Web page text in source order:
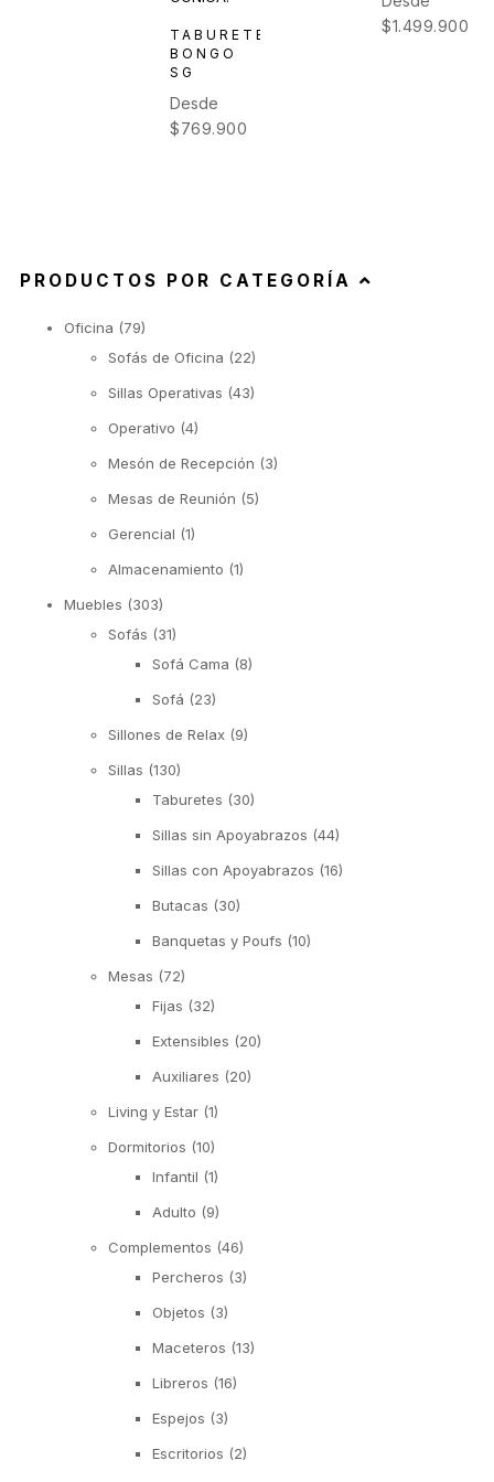
TABURETE
BONGO
SG
Desde
$769.900
$1.499.900
PRODUCTOS POR CATEGORÍA
Oficina (79)
Sofás de Oficina (22)
Sillas Operativas (43)
Operativo (4)
Mesón de Recepción (3)
Mesas de Reunión (5)
Gerencial (1)
Almacenamiento (1)
Muebles (303)
Sofás (31)
Sofá Cama (8)
Sofá (23)
Sillones de Relax (9)
Sillas (130)
Taburetes (30)
Sillas sin Apoyabrazos (44)
Sillas con Apoyabrazos (16)
Butacas (30)
Banquetas y Poufs (10)
Mesas (72)
Fijas (32)
Extensibles (20)
Auxiliares (20)
Living y Estar (1)
Dormitorios (10)
Infantil (1)
Adulto (9)
Complementos (46)
Percheros (3)
Objetos (3)
Maceteros (13)
Libreros (16)
Espejos (3)
Escritorios (2)